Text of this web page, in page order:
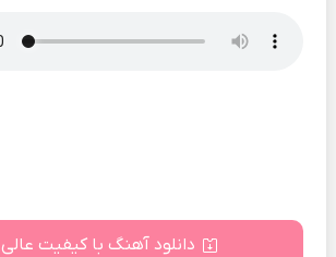
دانلود آهنگ با کیفیت عالی 320